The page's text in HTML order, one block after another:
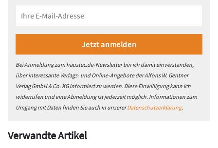
Bei Anmeldung zum haustec.de-Newsletter bin ich damit einverstanden,
über interessante Verlags- und Online-Angebote der Alfons W. Gentner
Verlag GmbH & Co. KG informiert zu werden. Diese Einwilligung kann ich
widerrufen und eine Abmeldung ist jederzeit möglich. Informationen zum
Umgang mit Daten finden Sie auch in unsererDatenschutzerklärung.
Verwandte Artikel